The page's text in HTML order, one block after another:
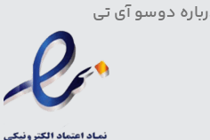
دوسو آی تی